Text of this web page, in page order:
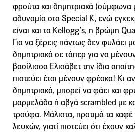
φρούτα και δημητριακά (σύμφωνα
αδυναμία στα Special K, ενώ
είναι και τα Kellogg’s, η βρώμη
Για να ξέρεις πάντως δεν φυλάει
δημητριακά σε τάπερ για να
βασίλισσα Ελισάβετ την ίδια
πιστεύει έτσι μένουν φρέσκα! Κι
δημητριακά, μπορεί να φάει και
μαρμελάδα ή αβγά scrambled με
τρούφα. Μάλιστα, προτιμά τα καφέ
λευκών, γιατί πιστεύει ότι έχουν